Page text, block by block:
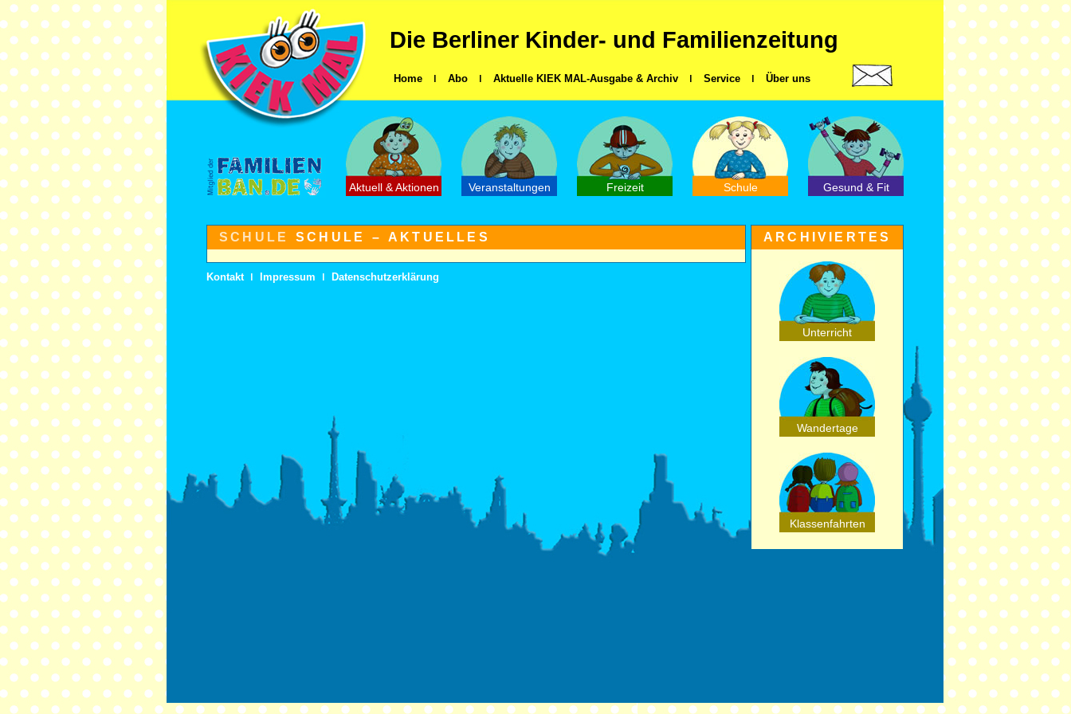
Die Berliner Kinder- und Familienzeitung
Home ǀ Abo ǀ Aktuelle KIEK MAL-Ausgabe & Archiv ǀ Service ǀ Über uns
Aktuell & Aktionen Veranstaltungen Freizeit Schule Gesund & Fit
SCHULE SCHULE – AKTUELLES
Kontaktǀ Impressum ǀ Datenschutzerklärung
ARCHIVIERTES
Unterricht
Wandertage
Klassenfahrten